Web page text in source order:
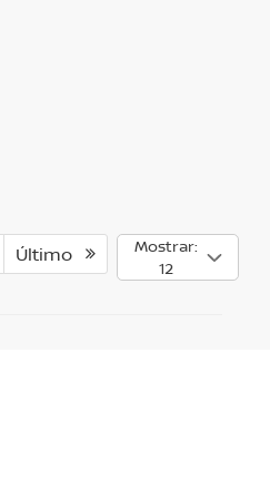
Último
Mostrar:
12